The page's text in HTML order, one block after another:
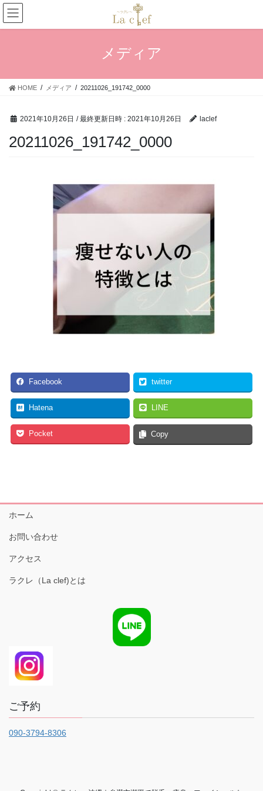
コ
ン
テ
ス
ナ
ビ
ゲ
ン
メディア
HOME メディア 20211026_191742_0000
2021年10月26日 / 最終更新日時 : 2021年10月26日 laclef
20211026_191742_0000
Facebook twitter
Hatena LINE
Pocket Copy
ホーム
お問い合わせ
アクセス
ラクレ（La clef)とは
ご予約
090-3794-8306